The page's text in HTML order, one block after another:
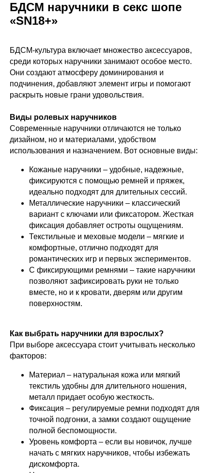
БДСМ наручники в секс шопе
«SN18+»
БДСМ-культура включает множество аксессуаров,
среди которых наручники занимают особое место.
Они создают атмосферу доминирования и
подчинения, добавляют элемент игры и помогают
раскрыть новые грани удовольствия.
Виды ролевых наручников
Современные наручники отличаются не только
дизайном, но и материалами, удобством
использования и назначением. Вот основные виды:
Кожаные наручники – удобные, надежные,
фиксируются с помощью ремней и пряжек,
идеально подходят для длительных сессий.
Металлические наручники – классический
вариант с ключами или фиксатором. Жесткая
фиксация добавляет остроты ощущениям.
Текстильные и меховые модели – мягкие и
комфортные, отлично подходят для
романтических игр и первых экспериментов.
С фиксирующими ремнями – такие наручники
позволяют зафиксировать руки не только
вместе, но и к кровати, дверям или другим
поверхностям.
Как выбрать наручники для взрослых?
При выборе аксессуара стоит учитывать несколько
факторов:
Материал – натуральная кожа или мягкий
текстиль удобны для длительного ношения,
металл придает особую жесткость.
Фиксация – регулируемые ремни подходят для
точной подгонки, а замки создают ощущение
полной беспомощности.
Уровень комфорта – если вы новичок, лучше
начать с мягких наручников, чтобы избежать
дискомфорта.